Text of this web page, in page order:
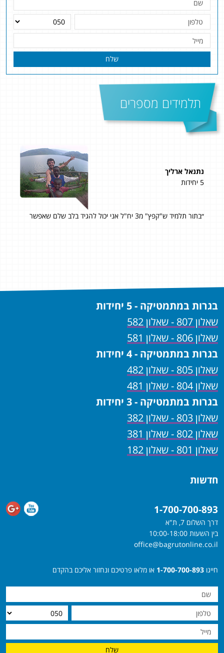
שלח
תלמידים מספרים
נתנאל ארליך
5 יחידות
״בתור תלמיד ש"קפץ" מ3 יח"ל אני יכול להגיד בלב שלם שאפשר
בגרות במתמטיקה - 5 יחידות
שאלון 807 - שאלון 582
שאלון 806 - שאלון 581
בגרות במתמטיקה - 4 יחידות
שאלון 805 - שאלון 482
שאלון 804 - שאלון 481
בגרות במתמטיקה - 3 יחידות
שאלון 803 - שאלון 382
שאלון 802 - שאלון 381
שאלון 801 - שאלון 182
חדשות
1-700-700-893
דרך השלום 7, ת"א
בין השעות 10:00-18:00
office@bagrutonline.co.il
חייגו 1-700-700-893 או מלאו פרטיכם ונחזור אליכם בהקדם
שלח